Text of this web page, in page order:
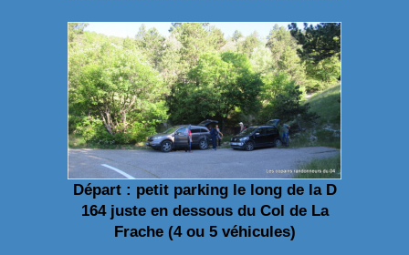
Départ : petit parking le long de la D
164 juste en dessous du Col de La
Frache (4 ou 5 véhicules)